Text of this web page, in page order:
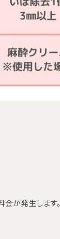
が発生します。